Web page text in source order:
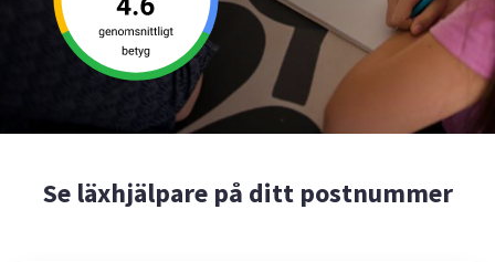
Se läxhjälpare på ditt postnummer